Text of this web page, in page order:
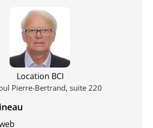
Location BCI
Pierre-Bertrand, suite 220